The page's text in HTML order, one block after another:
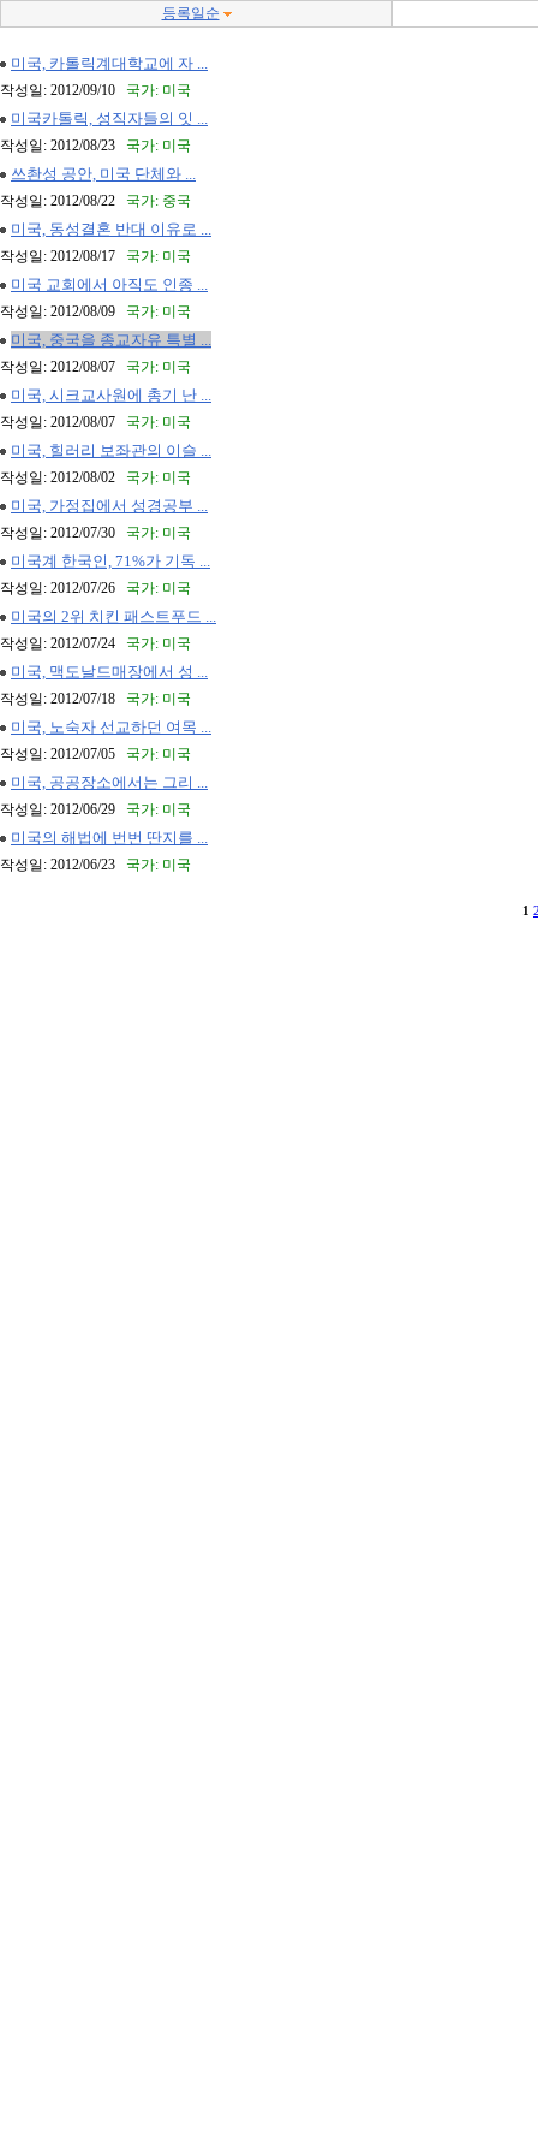
등록일순
미국, 카톨릭계대학교에 자 ...
작성일: 2012/09/10 국가: 미국
미국카톨릭, 성직자들의 잇 ...
작성일: 2012/08/23 국가: 미국
쓰촨성 공안, 미국 단체와 ...
작성일: 2012/08/22 국가: 중국
미국, 동성결혼 반대 이유로 ...
작성일: 2012/08/17 국가: 미국
미국 교회에서 아직도 인종 ...
작성일: 2012/08/09 국가: 미국
미국, 중국을 종교자유 특별 ...
작성일: 2012/08/07 국가: 미국
미국, 시크교사원에 총기 난 ...
작성일: 2012/08/07 국가: 미국
미국, 힐러리 보좌관의 이슬 ...
작성일: 2012/08/02 국가: 미국
미국, 가정집에서 성경공부 ...
작성일: 2012/07/30 국가: 미국
미국계 한국인, 71%가 기독 ...
작성일: 2012/07/26 국가: 미국
미국의 2위 치킨 패스트푸드 ...
작성일: 2012/07/24 국가: 미국
미국, 맥도날드매장에서 성 ...
작성일: 2012/07/18 국가: 미국
미국, 노숙자 선교하던 여목 ...
작성일: 2012/07/05 국가: 미국
미국, 공공장소에서는 그리 ...
작성일: 2012/06/29 국가: 미국
미국의 해법에 번번 딴지를 ...
작성일: 2012/06/23 국가: 미국
1